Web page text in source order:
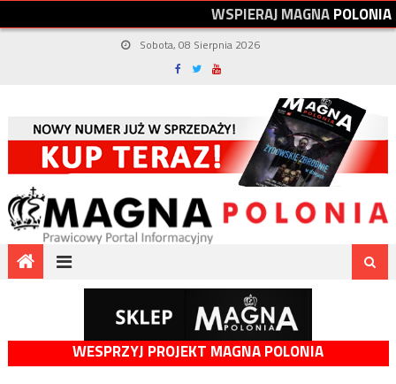
WSPIERAJMAGNAPOLONIA
Sobota, 08 Sierpnia 2026
WESPRZYJ PROJEKT MAGNA POLONIA